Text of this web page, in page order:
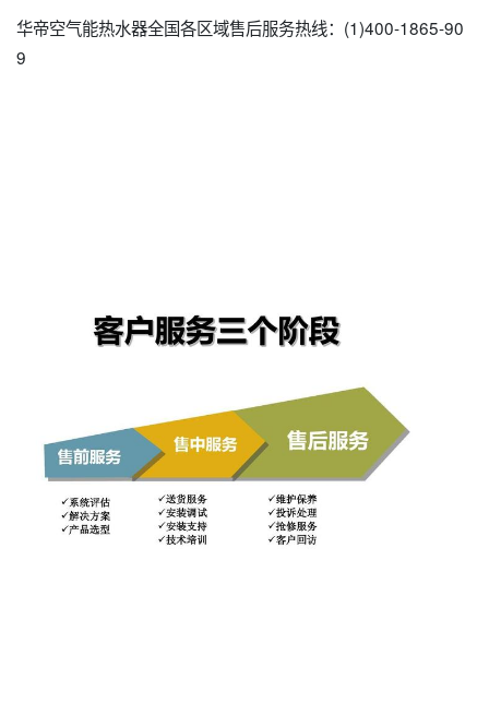
华帝空气能热水器全国各区域售后服务热线：(1)400-1865-90
9